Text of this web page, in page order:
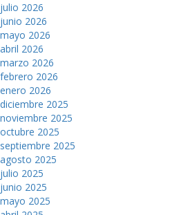
julio 2026
junio 2026
mayo 2026
abril 2026
marzo 2026
febrero 2026
enero 2026
diciembre 2025
noviembre 2025
octubre 2025
septiembre 2025
agosto 2025
julio 2025
junio 2025
mayo 2025